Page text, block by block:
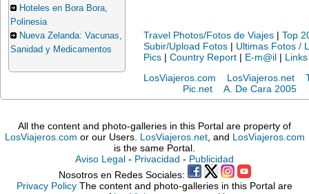
Hoteles en Bora Bora,
Polinesia
Nueva Zelanda: Vacunas,
Sanidad y Medicamentos
Travel Photos/Fotos de Viajes | Top
Subir/Upload Fotos | Ultimas Fotos /
Pics | Country Report | E-m@il | Links
LosViajeros.com
LosViajeros.net
Pic.net
A. De Cara 2005
All the content and photo-galleries in this Portal are property of
LosViajeros.com or our Users. LosViajeros.net, and LosViajeros.com
is the same Portal.
Aviso Legal - Privacidad - Publicidad
Nosotros en Redes Sociales:
Privacy Policy The content and photo-galleries in this Portal are